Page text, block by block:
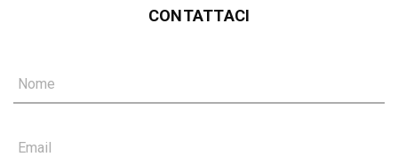
CONTATTACI
Nome
Email